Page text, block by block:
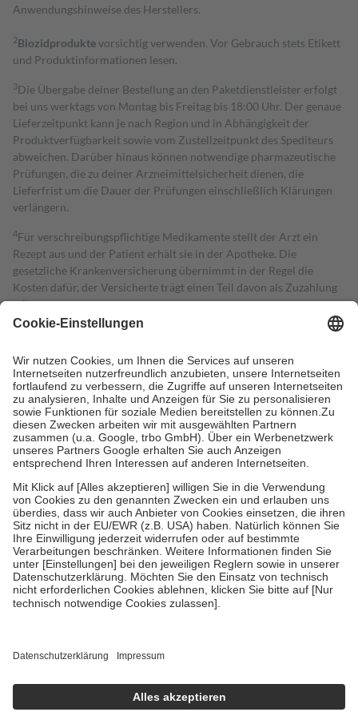
Anwendungshinweise des Herstellers.
2Biozidproduktevorsichtig verwenden. Vor Gebrauch stets Etikett
und Produktinformationen lesen.
3Die Übergabe deiner Bestellung an den Paketdienstleister erfolgt
bei uns werktags von Montag bis Freitag bis 18:00 Uhr. Der genaue
Lieferzeitpunkt kann je nach Region und in Abhängigkeit der
Produktverfügbarkeit sowie vom Zustellzeitpunkt des Spediteurs
abweichen. Darüber hinaus können notwendige pharmazeutische
Prüfungen, die zu deiner Arzneimittelsicherheit dienen, die
Lieferfrist um die Dauer der Prüfungen einschließlich Klärungen
verlängern.
4Für verschreibungspflichtige Medikamente stellt der Arzt ein
Rezept aus und der Patient erhält sie in der Apotheke. Die
gesetzliche Krankenversicherung übernimmt in der Regel die
Kosten dafür, der Versicherte trägt einen Teil davon als Zuzahlung
mit.
Grundsätzlich leisten Mitglieder Zuzahlungen in Höhe von zehn
höchstens zehn Euro.
Es sind jedoch nie mehr als die tatsächlichen
Kosten der Leistung zu entrichten.
Diese Regeln gelten grundsätzlich auch für Online-Apotheken.
Bei Heilmitteln und häuslicher Krankenpflege beträgt die
Zuzahlung zehn Prozent der Kosten sowie zehn Euro je
Verordnung.
Um das Engagement der Versicherten für ihre eigene Gesundheit zu
stärken und die besondere Stellung der Familie zu unterstützen,
fallenkeine Zuzahlungenan bei:
• Kindern und Jugendlichen bis zum vollendeten 18. Lebensjahr
mit Ausnahme der Fahrkosten
• Untersuchungen zur Vorsorge und Früherkennung, die von der
GKV getragen werden
• empfohlenen Schutzimpfungen
• Harn- und Blutteststreifen
getroffen, um sicherzustellen, dass es sich um echte Bewertungen
https://help.etrusted.com/hc/de/articles/4419944605341